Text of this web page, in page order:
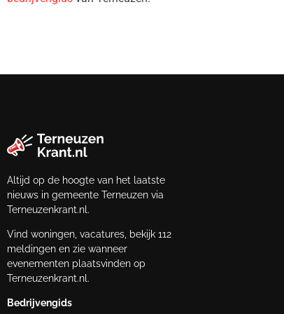
Altijd op de hoogte van het laatste
nieuws in gemeente Terneuzen via
Terneuzenkrant.nl.
Vind woningen, vacatures, bekijk 112
meldingen en zie wanneer
evenementen plaatsvinden op
Terneuzenkrant.nl.
Bedrijvengids